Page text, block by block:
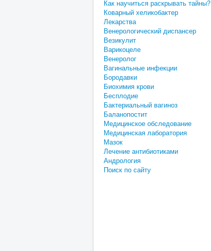
Как научиться раскрывать тайны?
Коварный хеликобактер
Лекарства
Венерологический диспансер
Везикулит
Варикоцеле
Венеролог
Вагинальные инфекции
Бородавки
Биохимия крови
Бесплодие
Бактериальный вагиноз
Баланопостит
Медицинское обследование
Медицинская лаборатория
Мазок
Лечение антибиотиками
Андрология
Поиск по сайту